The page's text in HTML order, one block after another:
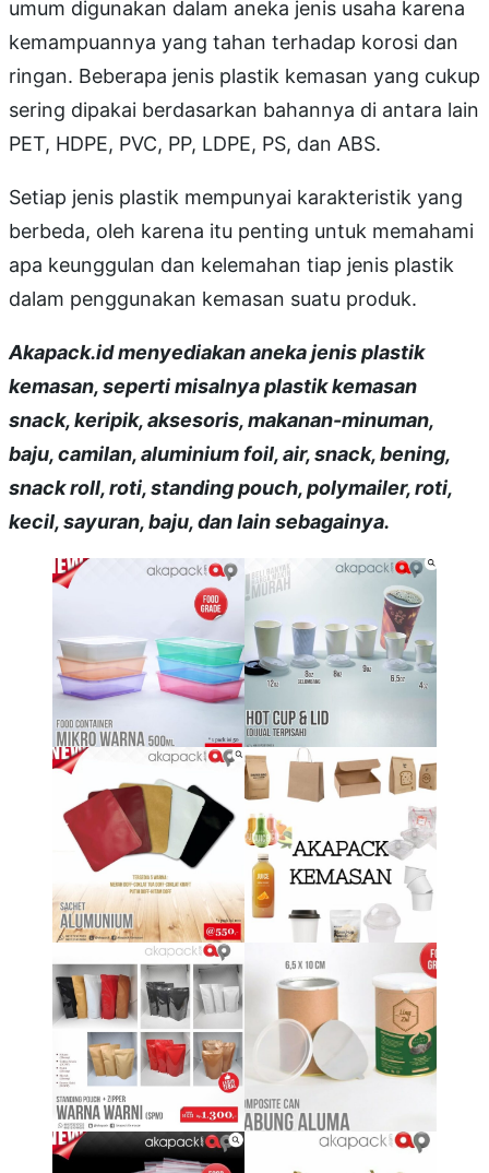
umum digunakan dalam aneka jenis usaha karena
kemampuannya yang tahan terhadap korosi dan
ringan. Beberapa jenis plastik kemasan yang cukup
sering dipakai berdasarkan bahannya di antara lain
PET, HDPE, PVC, PP, LDPE, PS, dan ABS.
Setiap jenis plastik mempunyai karakteristik yang
berbeda, oleh karena itu penting untuk memahami
apa keunggulan dan kelemahan tiap jenis plastik
dalam penggunakan kemasan suatu produk.
Akapack.id menyediakan aneka jenis plastik
kemasan, seperti misalnya plastik kemasan
snack, keripik, aksesoris, makanan-minuman,
baju, camilan, aluminium foil, air, snack, bening,
snack roll, roti, standing pouch, polymailer, roti,
kecil, sayuran, baju, dan lain sebagainya.